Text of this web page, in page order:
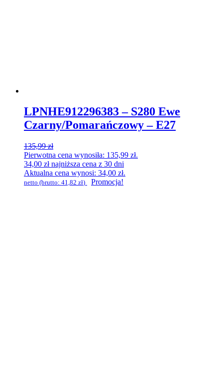
LPNHE912296383 – S280 Ewe
Czarny/Pomarańczowy – E27
135,99zł
Pierwotna cena wynosiła: 135,99 zł.
34,00 złnajniższa cena z 30 dni
Aktualna cena wynosi: 34,00 zł.
netto (brutto: 41,82 zł) Promocja!